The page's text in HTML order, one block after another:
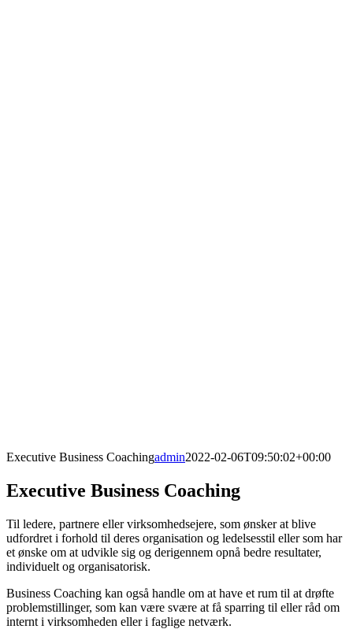
Executive Business Coachingadmin2022-02-06T09:50:02+00:00
Executive Business Coaching
Til ledere, partnere eller virksomhedsejere, som ønsker at blive
udfordret i forhold til deres organisation og ledelsesstil eller som har
et ønske om at udvikle sig og derigennem opnå bedre resultater,
individuelt og organisatorisk.
Business Coaching kan også handle om at have et rum til at drøfte
problemstillinger, som kan være svære at få sparring til eller råd om
internt i virksomheden eller i faglige netværk.